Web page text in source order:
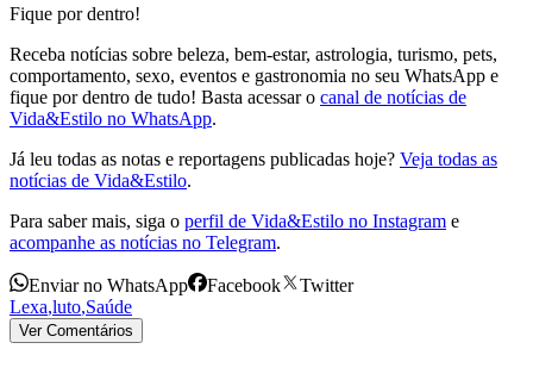
Fique por dentro!
Receba notícias sobre beleza, bem-estar, astrologia, turismo, pets,
comportamento, sexo, eventos e gastronomia no seu WhatsApp e
fique por dentro de tudo! Basta acessar o canal de notícias de
Vida&Estilo no WhatsApp.
Já leu todas as notas e reportagens publicadas hoje? Veja todas as
notícias de Vida&Estilo.
Para saber mais, siga o perfil de Vida&Estilo no Instagram e
acompanhe as notícias no Telegram.
Enviar no WhatsApp Facebook
Twitter
Lexa,luto,Saúde
Ver Comentários